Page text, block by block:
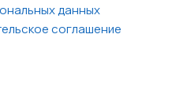
данных
соглашение